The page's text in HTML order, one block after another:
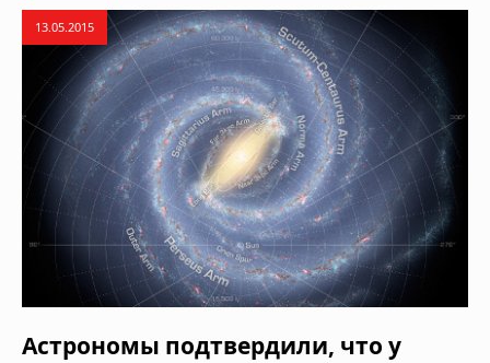
13.05.2015
Астрономы подтвердили, что у